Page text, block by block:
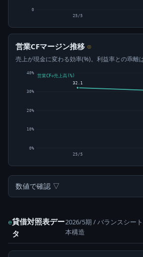
0
25/5
営業CFマージン推移 ⊙
売上が現金に変わる効率(%)。利益率との乖離
0%
10%
20%
30%
40%
32.1
25/5
営業CF÷売上高(%)
数値で確認 ▽
e貸借対照表デー
タ
2026/5期 / バランスシー
本構造